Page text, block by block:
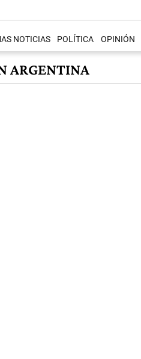
NOTICIAS POLÍTICA OPINIÓN
ARGENTINA